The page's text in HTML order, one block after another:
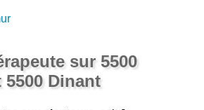
sur 5500
5500 Dinant